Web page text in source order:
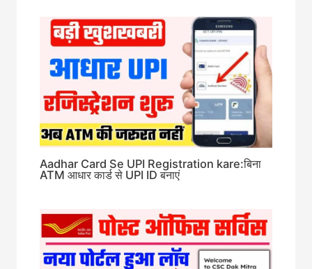
Aadhar Card Se UPI Registration kare:बिना
ATM आधार कार्ड से UPI ID बनाएं